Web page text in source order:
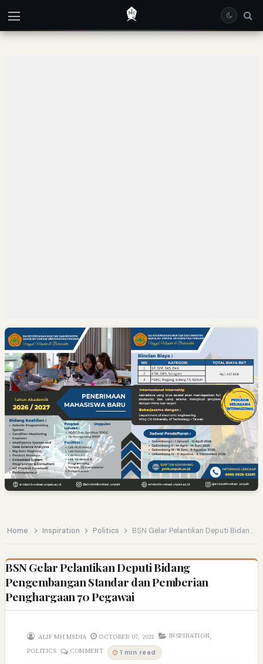
Home Inspiration Politics BSN Gelar Pelantikan Deputi Bidang Pengembangan Standar dan Pemberian Penghargaan 70 Pegawai
BSN Gelar Pelantikan Deputi Bidang
Pengembangan Standar dan Pemberian
Penghargaan 70 Pegawai
ALIF MH MEDIA OCTOBER 07, 2021 INSPIRATION,
POLITICS COMMENT 1 min read